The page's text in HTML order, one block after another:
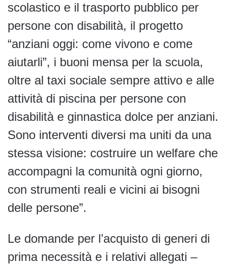
scolastico e il trasporto pubblico per
persone con disabilità, il progetto
“anziani oggi: come vivono e come
aiutarli”, i buoni mensa per la scuola,
oltre al taxi sociale sempre attivo e alle
attività di piscina per persone con
disabilità e ginnastica dolce per anziani.
Sono interventi diversi ma uniti da una
stessa visione: costruire un welfare che
accompagni la comunità ogni giorno,
con strumenti reali e vicini ai bisogni
delle persone”.
Le domande per l’acquisto di generi di
prima necessità e i relativi allegati –